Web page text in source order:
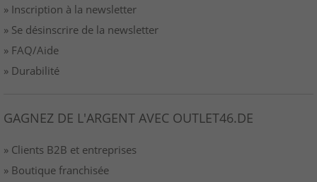
» Inscription à la newsletter
» Se désinscrire de la newsletter
» FAQ/Aide
» Durabilité
GAGNEZ DE L'ARGENT AVEC OUTLET46.DE
» Clients B2B et entreprises
» Boutique franchisée